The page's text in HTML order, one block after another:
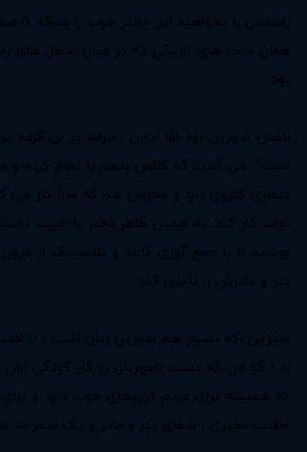
همان شب های تاریکی که در میان سطل های
بود.
نامش شیرین بود اما لباس پسرانه بر تن کرده
است". می گفت که کلاس پنجم را تمام کرده و
بیماری کلیوی دارد و مادرش هم که قبلاً کار
تواند کار کند. به همین خاطر دختر با غیرت
پوشید تا با جمع آوری کاغذ و پلاستیک از
پدر و مادرش را تأمین کند.
شیرین ،‌که بسیار هم شیرین زبان است ، با
زد ؛ گو این که دست نامهربان روزگار کودکی
که همیشه برای مردم آرزوهای خوب دارد و
عاقبت بخیری ، شفای پدر و مادر و یک سفر به